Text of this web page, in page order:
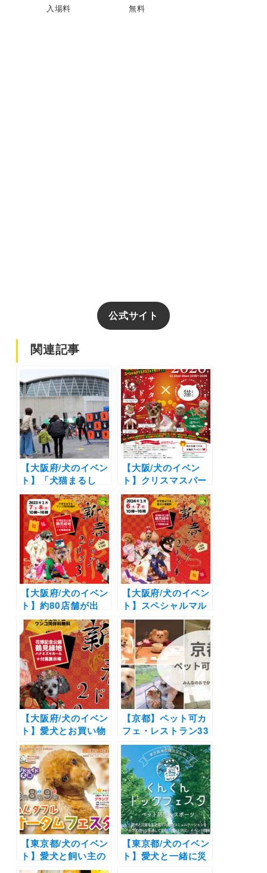
入場料 無料
公式サイト
関連記事
【大阪府/犬のイベン
ト】「犬猫まるし
ぇ」（花博記念公園
鶴見緑地）
【大阪/犬のイベン
ト】クリスマスパー
ク2020 サンタドッ
グ × 猫まる（花博記
念公園鶴見緑地内ハ
ナミズキホールおよ
び付属展示場）
【大阪府/犬のイベン
ト】約80店舗が出
店！着物グランプリ
やテーマ別オフ会も
同時開催♪「新春ド
ッグ 2023」（花博
記念公園鶴⾒緑地内
ハナミズキホールお
よび付属展⽰場）
1/7-1/8
【大阪府/犬のイベン
ト】スペシャルマル
シェや着物グランプ
リも！「新春ドッグ
2024」（花博記念公
園鶴⾒緑地内ハナミ
ズキホールおよび付
属展⽰場）1/6-1/7
【大阪府/犬のイベン
ト】愛犬とお買い物
やドッグラン・観覧
イベントを楽しも
う！「新春ドッグ
2022」（花博記念公
園鶴見緑地ハナミズ
キホールおよび付属
展示場）1/8・9開催
【京都】ペット可カ
フェ・レストラン33
選！店内OKの和菓
子店やドッグラン付
きのカフェまとめ｜
実際のおでかけレポ
ート付き
【東京都/犬のイベン
ト】愛犬と飼い主の
ための秋の祭典「わ
【東京都/犬のイベン
ト】愛犬と一緒に災